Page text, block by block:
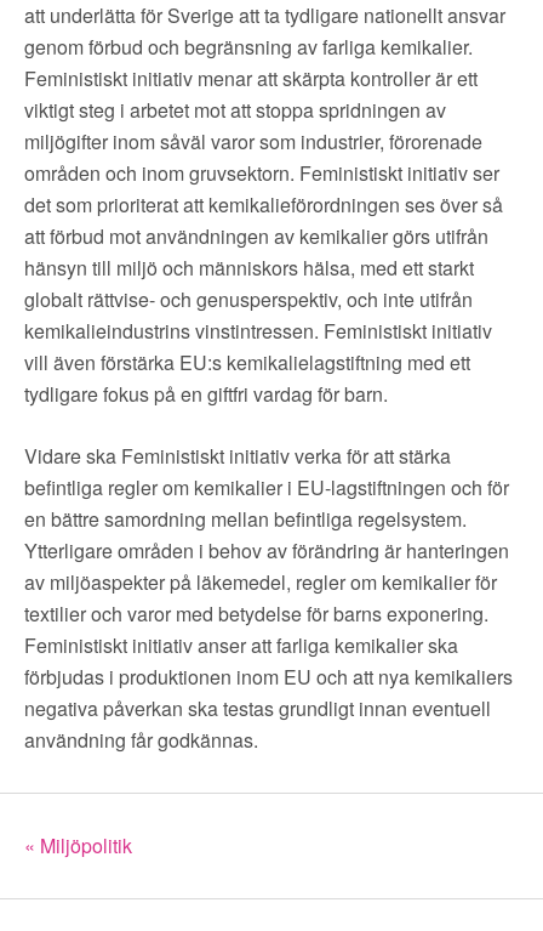
att underlätta för Sverige att ta tydligare nationellt ansvar
genom förbud och begränsning av farliga kemikalier.
Feministiskt initiativ menar att skärpta kontroller är ett
viktigt steg i arbetet mot att stoppa spridningen av
miljögifter inom såväl varor som industrier, förorenade
områden och inom gruvsektorn. Feministiskt initiativ ser
det som prioriterat att kemikalieförordningen ses över så
att förbud mot användningen av kemikalier görs utifrån
hänsyn till miljö och människors hälsa, med ett starkt
globalt rättvise- och genusperspektiv, och inte utifrån
kemikalieindustrins vinstintressen. Feministiskt initiativ
vill även förstärka EU:s kemikalielagstiftning med ett
tydligare fokus på en giftfri vardag för barn.
Vidare ska Feministiskt initiativ verka för att stärka
befintliga regler om kemikalier i EU-lagstiftningen och för
en bättre samordning mellan befintliga regelsystem.
Ytterligare områden i behov av förändring är hanteringen
av miljöaspekter på läkemedel, regler om kemikalier för
textilier och varor med betydelse för barns exponering.
Feministiskt initiativ anser att farliga kemikalier ska
förbjudas i produktionen inom EU och att nya kemikaliers
negativa påverkan ska testas grundligt innan eventuell
användning får godkännas.
« Miljöpolitik